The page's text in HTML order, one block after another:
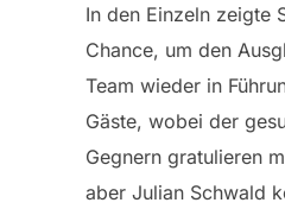
In den Einzeln zeigte
Chance, um den
Team wieder in
Gäste, wobei der
Gegnern gratulieren
aber Julian Schwald